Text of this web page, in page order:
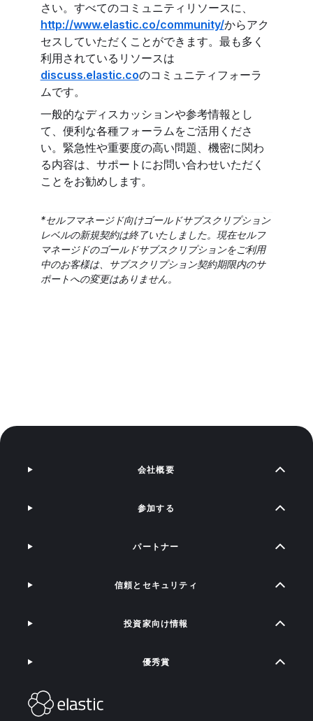
さい。すべてのコミュニティリソースに、
http://www.elastic.co/community/からアク
セスしていただくことができます。最も多く
利用されているリソースは
discuss.elastic.coのコミュニティフォーラ
ムです。
一般的なディスカッションや参考情報とし
て、便利な各種フォーラムをご活用くださ
い。緊急性や重要度の高い問題、機密に関わ
る内容は、サポートにお問い合わせいただく
ことをお勧めします。
*セルフマネージド向けゴールドサブスクリプション
レベルの新規契約は終了いたしました。現在セルフ
マネージドのゴールドサブスクリプションをご利用
中のお客様は、サブスクリプション契約期限内のサ
ポートへの変更はありません。
会社概要
参加する
パートナー
信頼とセキュリティ
投資家向け情報
優秀賞